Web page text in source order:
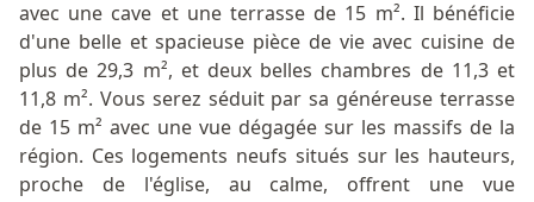
avec une cave et une terrasse de 15 m². Il bénéficie
d'une belle et spacieuse pièce de vie avec cuisine de
plus de 29,3 m², et deux belles chambres de 11,3 et
11,8 m². Vous serez séduit par sa généreuse terrasse
de 15 m² avec une vue dégagée sur les massifs de la
région. Ces logements neufs situés sur les hauteurs,
proche de l'église, au calme, offrent une vue